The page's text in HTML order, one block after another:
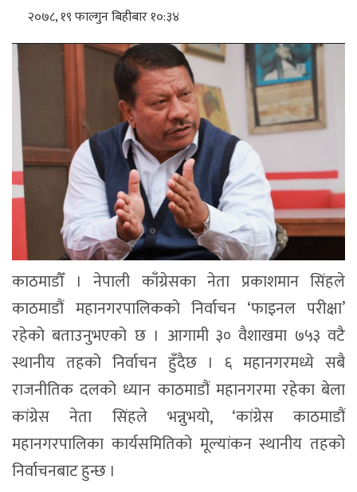
२०७८, १९ फाल्गुन बिहीबार १०:३४
काठमाडौँ । नेपाली काँग्रेसका नेता प्रकाशमान सिंहले
काठमाडौं महानगरपालिकको निर्वाचन ‘फाइनल परीक्षा’
रहेको बताउनुभएको छ । आगामी ३० वैशाखमा ७५३ वटै
स्थानीय तहको निर्वाचन हुँदैछ । ६ महानगरमध्ये सबै
राजनीतिक दलको ध्यान काठमाडौं महानगरमा रहेका बेला
कांग्रेस नेता सिंहले भन्नुभयो, ‘कांग्रेस काठमाडौं
महानगरपालिका कार्यसमितिको मूल्यांकन स्थानीय तहको
निर्वाचनबाट हुन्छ ।